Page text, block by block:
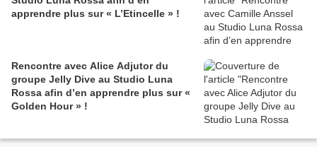
apprendre plus sur « L’Etincelle » !
Rencontre avec Alice Adjutor du
groupe Jelly Dive au Studio Luna
Rossa afin d’en apprendre plus sur «
Golden Hour » !